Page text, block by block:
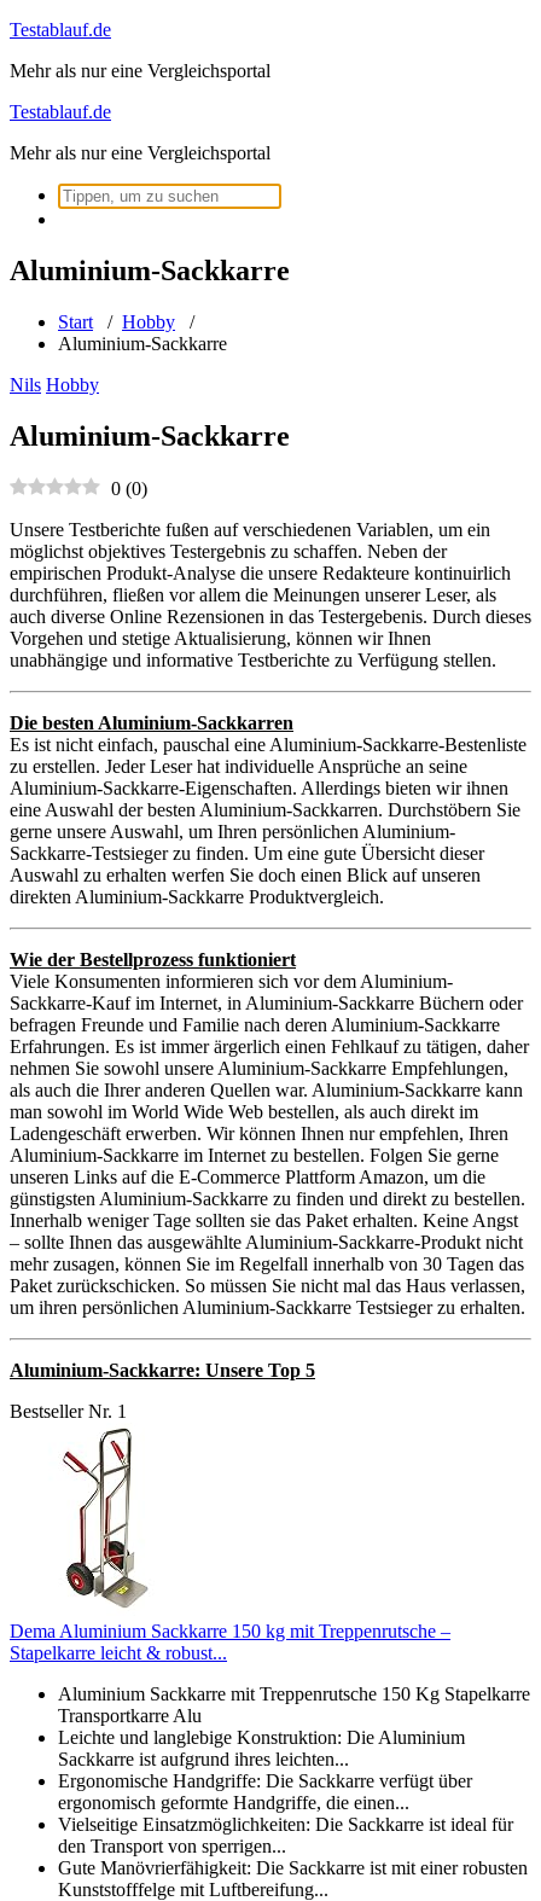
Zum
springen
Testablauf.de
Mehr als nur eine Vergleichsportal
Testablauf.de
Mehr als nur eine Vergleichsportal
Suchen
nach:
Aluminium-Sackkarre
Start / Hobby /
Aluminium-Sackkarre
Nils Hobby
Aluminium-Sackkarre
0 (0)
Unsere Testberichte fußen auf verschiedenen Variablen, um ein
möglichst objektives Testergebnis zu schaffen. Neben der
empirischen Produkt-Analyse die unsere Redakteure kontinuirlich
durchführen, fließen vor allem die Meinungen unserer Leser, als
auch diverse Online Rezensionen in das Testergebenis. Durch dieses
Vorgehen und stetige Aktualisierung, können wir Ihnen
unabhängige und informative Testberichte zu Verfügung stellen.
Die besten Aluminium-Sackkarren
Es ist nicht einfach, pauschal eine Aluminium-Sackkarre-Bestenliste
zu erstellen. Jeder Leser hat individuelle Ansprüche an seine
Aluminium-Sackkarre-Eigenschaften. Allerdings bieten wir ihnen
eine Auswahl der besten Aluminium-Sackkarren. Durchstöbern Sie
gerne unsere Auswahl, um Ihren persönlichen Aluminium-
Sackkarre-Testsieger zu finden. Um eine gute Übersicht dieser
Auswahl zu erhalten werfen Sie doch einen Blick auf unseren
direkten Aluminium-Sackkarre Produktvergleich.
Wie der Bestellprozess funktioniert
Viele Konsumenten informieren sich vor dem Aluminium-
Sackkarre-Kauf im Internet, in Aluminium-Sackkarre Büchern oder
befragen Freunde und Familie nach deren Aluminium-Sackkarre
Erfahrungen. Es ist immer ärgerlich einen Fehlkauf zu tätigen, daher
nehmen Sie sowohl unsere Aluminium-Sackkarre Empfehlungen,
als auch die Ihrer anderen Quellen war. Aluminium-Sackkarre kann
man sowohl im World Wide Web bestellen, als auch direkt im
Ladengeschäft erwerben. Wir können Ihnen nur empfehlen, Ihren
Aluminium-Sackkarre im Internet zu bestellen. Folgen Sie gerne
unseren Links auf die E-Commerce Plattform Amazon, um die
günstigsten Aluminium-Sackkarre zu finden und direkt zu bestellen.
Innerhalb weniger Tage sollten sie das Paket erhalten. Keine Angst
– sollte Ihnen das ausgewählte Aluminium-Sackkarre-Produkt nicht
mehr zusagen, können Sie im Regelfall innerhalb von 30 Tagen das
Paket zurückschicken. So müssen Sie nicht mal das Haus verlassen,
um ihren persönlichen Aluminium-Sackkarre Testsieger zu erhalten.
Aluminium-Sackkarre: Unsere Top 5
Bestseller Nr. 1
Dema Aluminium Sackkarre 150 kg mit Treppenrutsche –
Stapelkarre leicht & robust...
Aluminium Sackkarre mit Treppenrutsche 150 Kg Stapelkarre
Transportkarre Alu
Leichte und langlebige Konstruktion: Die Aluminium
Sackkarre ist aufgrund ihres leichten...
Ergonomische Handgriffe: Die Sackkarre verfügt über
ergonomisch geformte Handgriffe, die einen...
Vielseitige Einsatzmöglichkeiten: Die Sackkarre ist ideal für
den Transport von sperrigen...
Gute Manövrierfähigkeit: Die Sackkarre ist mit einer robusten
Kunststofffelge mit Luftbereifung...